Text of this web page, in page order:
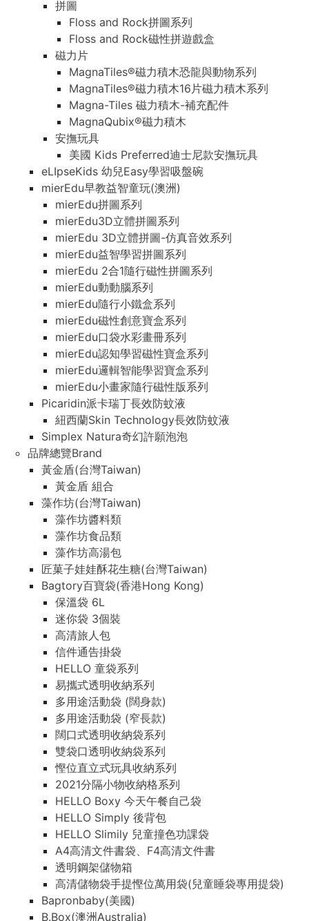
拼圖
Floss and Rock拼圖系列
Floss and Rock磁性拼遊戲盒
磁力片
MagnaTiles®磁力積木恐龍與動物系列
MagnaTiles®磁力積木16片磁力積木系列
Magna-Tiles 磁力積木-補充配件
MagnaQubix®磁力積木
安撫玩具
美國 Kids Preferred迪士尼款安撫玩具
eLIpseKids 幼兒Easy學習吸盤碗
mierEdu早教益智童玩(澳洲)
mierEdu拼圖系列
mierEdu3D立體拼圖系列
mierEdu 3D立體拼圖-仿真音效系列
mierEdu益智學習拼圖系列
mierEdu 2合1隨行磁性拼圖系列
mierEdu動動腦系列
mierEdu隨行小鐵盒系列
mierEdu磁性創意寶盒系列
mierEdu口袋水彩畫冊系列
mierEdu認知學習磁性寶盒系列
mierEdu邏輯智能學習寶盒系列
mierEdu小畫家隨行磁性版系列
Picaridin派卡瑞丁長效防蚊液
紐西蘭Skin Technology長效防蚊液
Simplex Natura奇幻許願泡泡
品牌總覽Brand
黃金盾(台灣Taiwan)
黃金盾 組合
藻作坊(台灣Taiwan)
藻作坊醬料類
藻作坊食品類
藻作坊高湯包
匠菓子娃娃酥花生糖(台灣Taiwan)
Bagtory百寶袋(香港Hong Kong)
保溫袋 6L
迷你袋 3個裝
高清旅人包
信件通告掛袋
HELLO 童袋系列
易攜式透明收納系列
多用途活動袋 (闊身款)
多用途活動袋 (窄長款)
闊口式透明收納袋系列
雙袋口透明收納袋系列
慳位直立式玩具收納系列
2021分隔小物收納格系列
HELLO Boxy 今天午餐自己袋
HELLO Simply 後背包
HELLO Slimily 兒童撞色功課袋
A4高清文件書袋、F4高清文件書
透明鋼架儲物箱
高清儲物袋手提慳位萬用袋(兒童睡袋專用提袋)
Bapronbaby(美國)
B.Box(澳洲Australia)